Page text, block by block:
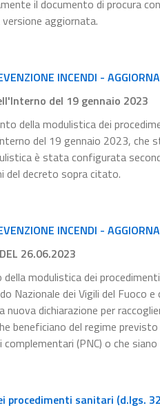
il documento di procura
aggiornata.
INCENDI -
del 19 gennaio 2023
della modulistica dei
del 19 gennaio 2023, che
è stata configurata
del decreto sopra citato.
INCENDI -
26.06.2023
modulistica dei
Nazionale dei Vigili del Fuoco
dichiarazione per
del regime previsto
(PNC) o che
procedimenti sanitari (d.lgs.